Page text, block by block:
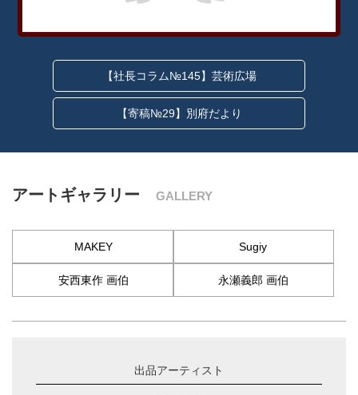
【社長コラム№145】芸術広場
【寄稿№29】別府だより
アートギャラリー GALLERY
MAKEY Sugiy
安西東作 画伯 永瀬義郎 画伯
出品アーティスト